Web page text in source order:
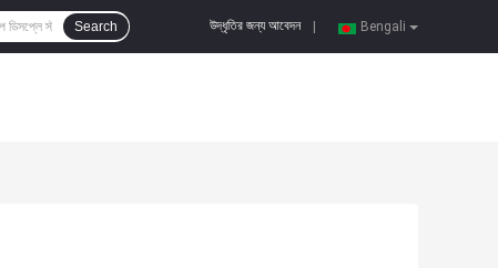
Bengali
উদ্ধৃতির জন্য আবেদন
Search